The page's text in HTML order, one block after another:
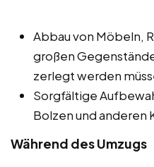
Abbau von Möbeln,
großen
zerlegt werden
Sorgfältige
Bolzen und anderen
Während des Umzugs